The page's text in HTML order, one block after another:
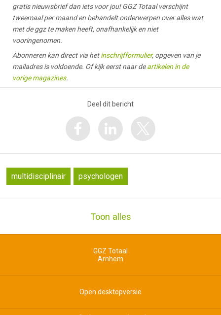
gratis nieuwsbrief dan iets voor jou! GGZ Totaal verschijnt
tweemaal per maand en behandelt onderwerpen over alles wat
met de ggz te maken heeft, onafhankelijk en niet
vooringenomen.
Abonneren kan direct via hetinschrijfformulier, opgeven van je
mailadres is voldoende. Of kijk eerst naar deartikelen in de
vorige magazines.
Deel dit bericht
multidisciplinair psychologen
Toon alles
GGZ Totaal
Arnhem
Open desktopversie